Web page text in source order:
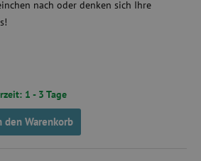
nach oder denken sich Ihre
1 - 3 Tage
den Warenkorb